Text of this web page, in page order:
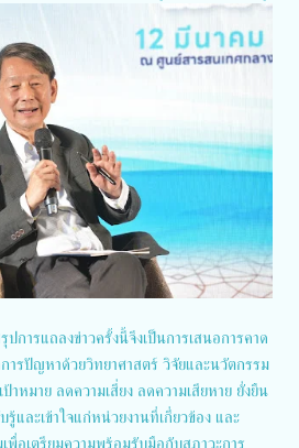
การแถลงข่าวครั้งนี้จึงเป็นการเสนอการคาด
ารปัญหาด้วยวิทยาศาสตร์ วิจัยและนวัตกรรม
าหมาย ลดความเสี่ยง ลดความเสียหาย ยั่งยืน
และเข้าใจแก่หน่วยงานที่เกี่ยวข้อง และ
พื่อเตรียมความพร้อมรับมือกับสภาวะการ